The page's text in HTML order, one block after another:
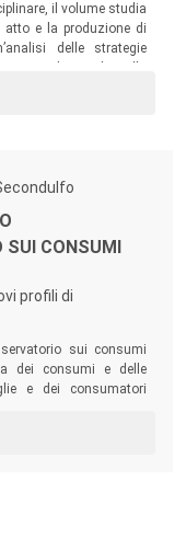
il volume studia
e la produzione di
delle strategie
dotata di senso
istituzioni.
SUI CONSUMI
profili di
sui consumi
dei consumi e delle
e dei consumatori
sia riguardo ai